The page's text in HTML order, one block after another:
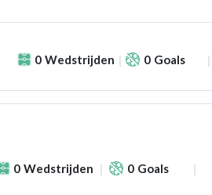
0 Wedstrijden 0 Goals
0 Wedstrijden 0 Goals